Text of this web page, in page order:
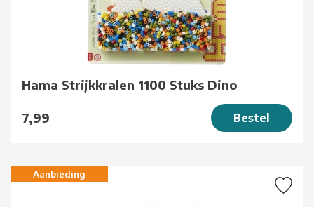
Hama Strijkkralen 1100 Stuks Dino
7,99 Bestel
Aanbieding